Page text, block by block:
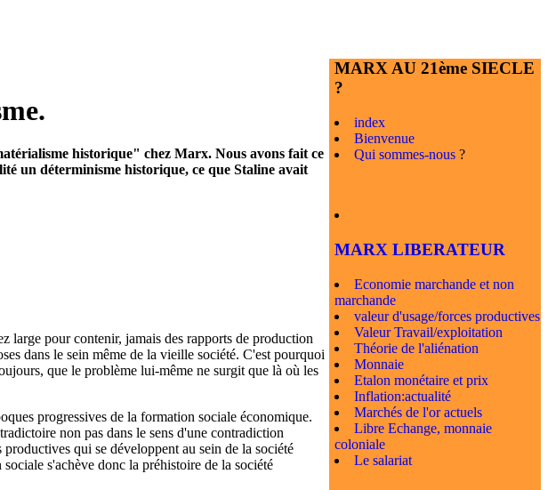
MARX AU 21ème SIECLE
?
index
Bienvenue
Qui sommes-nous ?
MARX LIBERATEUR
Economie marchande et non
marchande
valeur d'usage/forces productives
Valeur Travail/exploitation
Théorie de l'aliénation
Monnaie
Etalon monétaire et prix
Inflation:actualité
Marchés de l'or actuels
Libre Echange, monnaie
coloniale
Le salariat
historique" chez Marx. Nous avons fait ce
un déterminisme historique, ce que Staline avait
large pour contenir, jamais des rapports de production
dans le sein même de la vieille société. C'est pourquoi
que le problème lui-même ne surgit que là où les
progressives de la formation sociale économique.
non pas dans le sens d'une contradiction
qui se développent au sein de la société
s'achè­ve donc la préhistoire de la société